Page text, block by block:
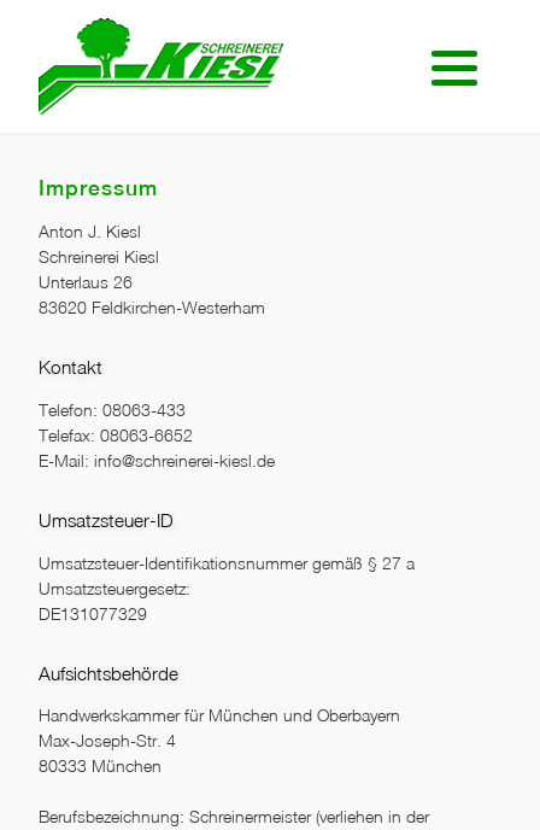
Impressum
Anton J. Kiesl
Schreinerei Kiesl
Unterlaus 26
83620 Feldkirchen-Westerham
Kontakt
Telefon: 08063-433
Telefax: 08063-6652
E-Mail: info@schreinerei-kiesl.de
Umsatzsteuer-ID
Umsatzsteuer-Identifikationsnummer gemäß § 27 a
Umsatzsteuergesetz:
DE131077329
Aufsichtsbehörde
Handwerkskammer für München und Oberbayern
Max-Joseph-Str. 4
80333 München
Berufsbezeichnung: Schreinermeister (verliehen in der
Start Möbelbau
Eckbank
Garderoben
Schlafen & Wohnen
Solitärmöbel
Start Sicherheit
Fenstersicherheit
10 sichere Tips
Sicherheit für Wertsachen
Sicher in Urlaub